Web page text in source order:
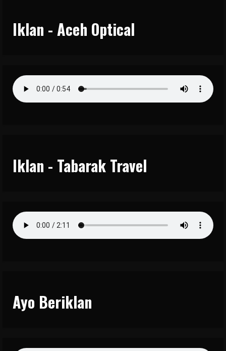
Iklan - Aceh Optical
Iklan - Tabarak Travel
Ayo Beriklan